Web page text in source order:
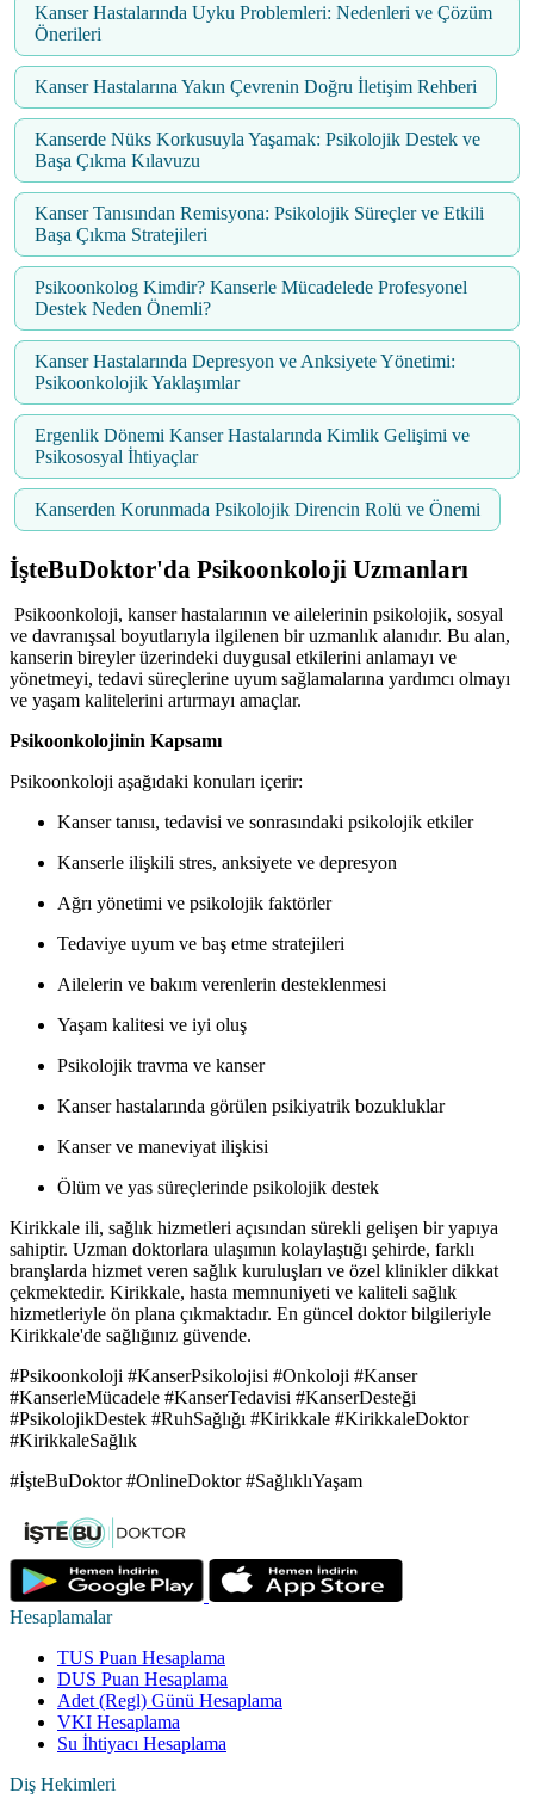
Kanser Hastalarında Uyku Problemleri: Nedenleri ve Çözüm
Önerileri
Kanser Hastalarına Yakın Çevrenin Doğru İletişim Rehberi
Kanserde Nüks Korkusuyla Yaşamak: Psikolojik Destek ve
Başa Çıkma Kılavuzu
Kanser Tanısından Remisyona: Psikolojik Süreçler ve Etkili
Başa Çıkma Stratejileri
Psikoonkolog Kimdir? Kanserle Mücadelede Profesyonel
Destek Neden Önemli?
Kanser Hastalarında Depresyon ve Anksiyete Yönetimi:
Psikoonkolojik Yaklaşımlar
Ergenlik Dönemi Kanser Hastalarında Kimlik Gelişimi ve
Psikososyal İhtiyaçlar
Kanserden Korunmada Psikolojik Direncin Rolü ve Önemi
İşteBuDoktor'da Psikoonkoloji Uzmanları
Psikoonkoloji, kanser hastalarının ve ailelerinin psikolojik, sosyal
ve davranışsal boyutlarıyla ilgilenen bir uzmanlık alanıdır. Bu alan,
kanserin bireyler üzerindeki duygusal etkilerini anlamayı ve
yönetmeyi, tedavi süreçlerine uyum sağlamalarına yardımcı olmayı
ve yaşam kalitelerini artırmayı amaçlar.
Psikoonkolojinin Kapsamı
Psikoonkoloji aşağıdaki konuları içerir:
Kanser tanısı, tedavisi ve sonrasındaki psikolojik etkiler
Kanserle ilişkili stres, anksiyete ve depresyon
Ağrı yönetimi ve psikolojik faktörler
Tedaviye uyum ve baş etme stratejileri
Ailelerin ve bakım verenlerin desteklenmesi
Yaşam kalitesi ve iyi oluş
Psikolojik travma ve kanser
Kanser hastalarında görülen psikiyatrik bozukluklar
Kanser ve maneviyat ilişkisi
Ölüm ve yas süreçlerinde psikolojik destek
Kirikkale ili, sağlık hizmetleri açısından sürekli gelişen bir yapıya
sahiptir. Uzman doktorlara ulaşımın kolaylaştığı şehirde, farklı
branşlarda hizmet veren sağlık kuruluşları ve özel klinikler dikkat
çekmektedir. Kirikkale, hasta memnuniyeti ve kaliteli sağlık
hizmetleriyle ön plana çıkmaktadır. En güncel doktor bilgileriyle
Kirikkale'de sağlığınız güvende.
#Psikoonkoloji #KanserPsikolojisi #Onkoloji #Kanser
#KanserleMücadele #KanserTedavisi #KanserDesteği
#PsikolojikDestek #RuhSağlığı #Kirikkale #KirikkaleDoktor
#KirikkaleSağlık
#İşteBuDoktor #OnlineDoktor #SağlıklıYaşam
Hesaplamalar
TUS Puan Hesaplama
DUS Puan Hesaplama
Adet (Regl) Günü Hesaplama
VKI Hesaplama
Su İhtiyacı Hesaplama
Diş Hekimleri